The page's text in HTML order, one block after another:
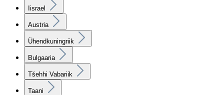
Iisrael
Austria
Ühendkuningriik
Bulgaaria
Tšehhi Vabariik
Taani